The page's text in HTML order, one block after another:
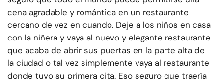
cena agradable y romántica en un restaurante
cercano de vez en cuando. Deje a los niños en casa
con la niñera y vaya al nuevo y elegante restaurante
que acaba de abrir sus puertas en la parte alta de
la ciudad o tal vez simplemente vaya al restaurante
donde tuvo su primera cita. Eso seguro que traería